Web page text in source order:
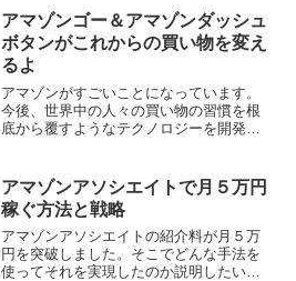
アマゾンゴー＆アマゾンダッシュ
ボタンがこれからの買い物を変え
るよ
アマゾンがすごいことになっています。
今後、世界中の人々の買い物の習慣を根
底から覆すようなテクノロジーを開発し
アマゾンアソシエイトで月５万円
稼ぐ方法と戦略
アマゾンアソシエイトの紹介料が月５万
円を突破しました。そこでどんな手法を
使ってそれを実現したのか説明したいと